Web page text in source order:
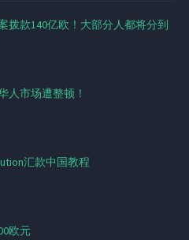
拨款140亿欧！大部分人都将分到
人市场遭整顿！
汇款中国教程
欧元